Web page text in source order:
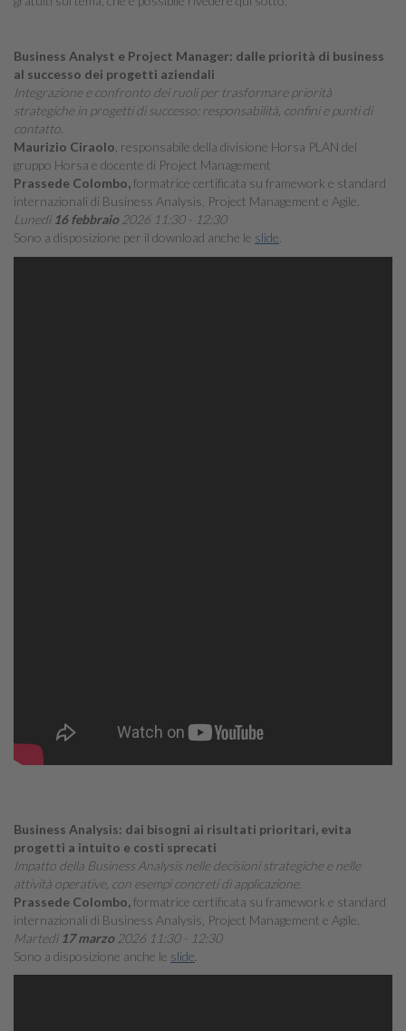
Business Analyst e Project Manager: dalle priorità di business
al successo dei progetti aziendali
Integrazione e confronto dei ruoli per trasformare priorità
strategiche in progetti di successo: responsabilità, confini e punti di
contatto.
Maurizio Ciraolo , responsabile della divisione Horsa PLAN del
gruppo Horsa e docente di Project Management
Prassede Colombo,formatrice certificata su framework e standard
internazionali di Business Analysis, Project Management e Agile.
Lunedì 16 febbraio2026 11:30 - 12:30
Sono a disposizione per il download anche le slide
Business Analysis: dai bisogni ai risultati prioritari, evita
progetti a intuito e costi sprecati
Impatto della Business Analysis nelle decisioni strategiche e nelle
attività operative, con esempi concreti di applicazione.
Prassede Colombo,formatrice certificata su framework e standard
internazionali di Business Analysis, Project Management e Agile.
Martedì 17 marzo2026 11:30 - 12:30
Sono a disposizione anche le slide